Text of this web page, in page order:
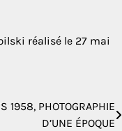
réalisé le 27 mai
1958, PHOTOGRAPHIE
D’UNE ÉPOQUE